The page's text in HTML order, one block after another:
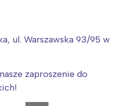
ul. Warszawska 93/95 w
zaproszenie do